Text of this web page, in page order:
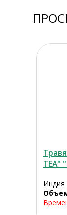
TEA"
Индия